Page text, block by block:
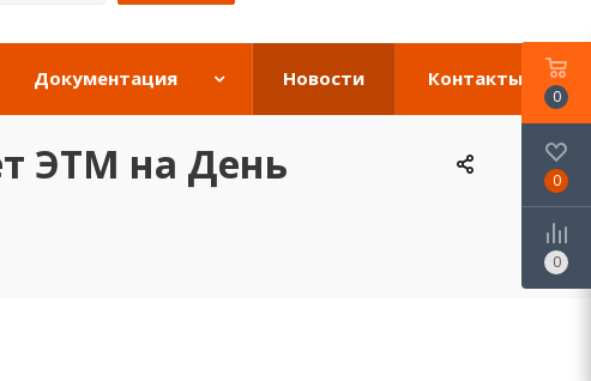
Документация Новости Контакты
ЭТМ на День
0
0
0